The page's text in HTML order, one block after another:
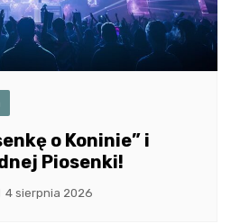
o Koninie” i
Piosenki!
4 sierpnia 2026